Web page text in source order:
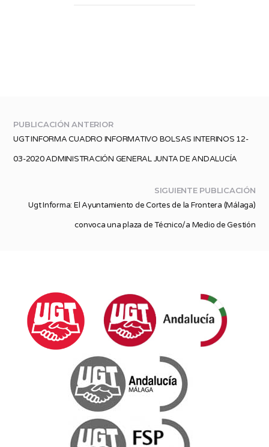
PUBLICACIÓN ANTERIOR
UGT INFORMA CUADRO INFORMATIVO BOLSAS INTERINOS 12-
03-2020 ADMINISTRACIÓN GENERAL JUNTA DE ANDALUCÍA
SIGUIENTE PUBLICACIÓN
Ugt Informa: El Ayuntamiento de Cortes de la Frontera (Málaga)
convoca una plaza de Técnico/a Medio de Gestión